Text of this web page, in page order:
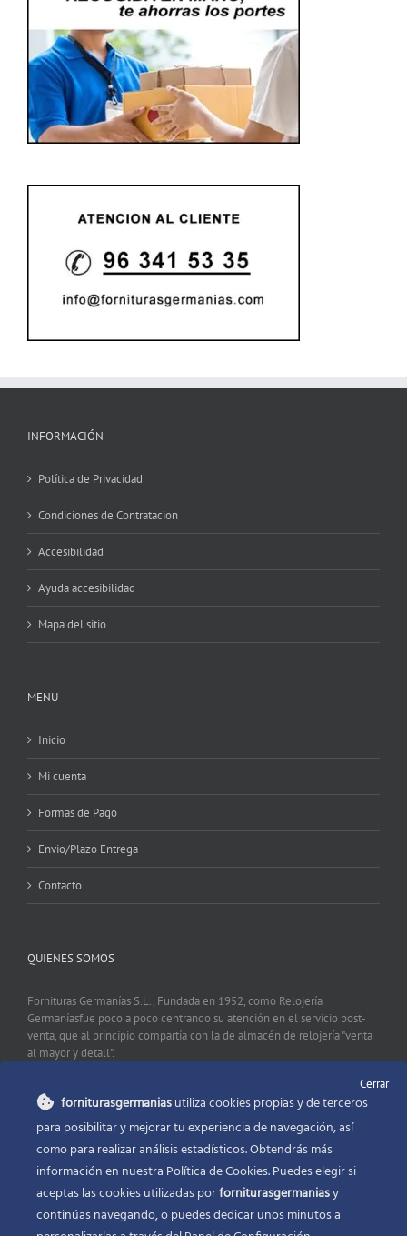
INFORMACIÓN
Política de Privacidad
Condiciones de Contratacion
Accesibilidad
Ayuda accesibilidad
Mapa del sitio
MENU
Inicio
Mi cuenta
Formas de Pago
Envio/Plazo Entrega
Contacto
QUIENES SOMOS
Fornituras Germanías S.L., Fundada en 1952, como Relojería
Germaníasfue poco a poco centrando su atención en el servicio post-
venta, que al principio compartía con la de almacén de relojería "venta
al mayor y detall".
CONTACTO
Fornituras Germanías, Calle Sevilla 2, 46006 Valencia España
Phone:96 341 53 35
Email:info@forniturasgermanias.com
Cerrar
forniturasgermaniasutiliza cookies propias y de terceros
para posibilitar y mejorar tu experiencia de navegación, así
como para realizar análisis estadísticos. Obtendrás más
información en nuestra Política de Cookies. Puedes elegir si
aceptas las cookies utilizadas porforniturasgermaniasy
continúas navegando, o puedes dedicar unos minutos a